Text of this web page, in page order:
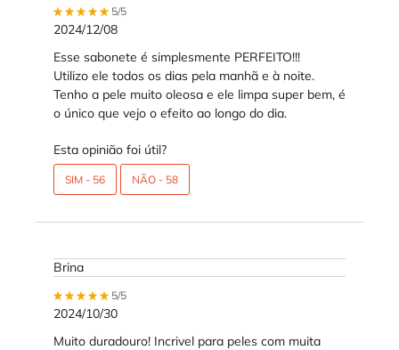
5 out of 5 stars.
5/5
2024/12/08
Esse sabonete é simplesmente PERFEITO!!!
Utilizo ele todos os dias pela manhã e à noite.
Tenho a pele muito oleosa e ele limpa super bem, é
o único que vejo o efeito ao longo do dia.
Esta opinião foi útil?
SIM - 56 NÃO - 58
Brina
5 out of 5 stars.
5/5
2024/10/30
Muito duradouro! Incrivel para peles com muita